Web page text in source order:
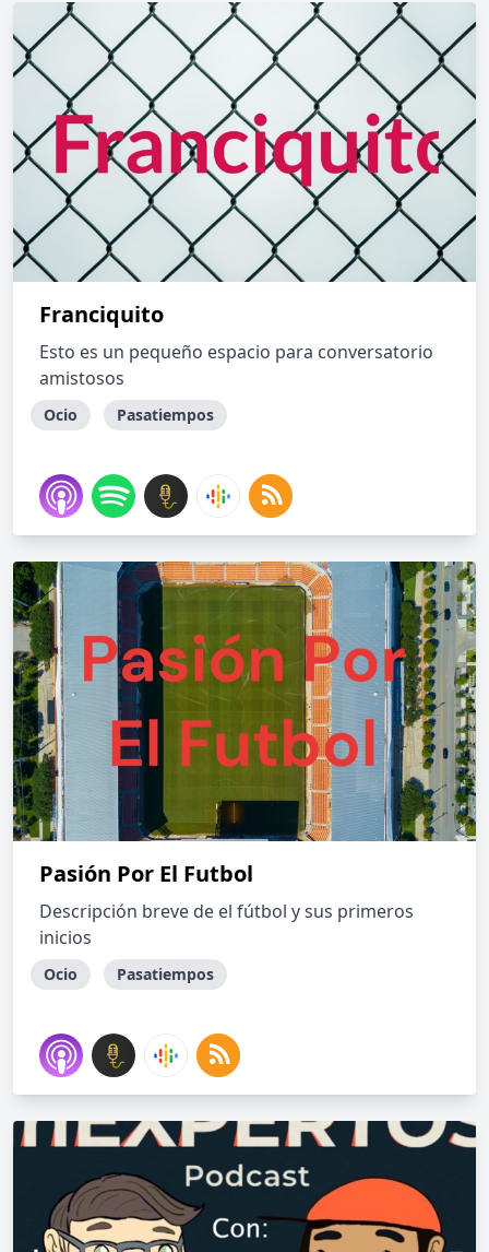
Franciquito
Esto es un pequeño espacio para conversatorio
amistosos
Ocio Pasatiempos
Pasión Por El Futbol
Descripción breve de el fútbol y sus primeros
inicios
Ocio Pasatiempos